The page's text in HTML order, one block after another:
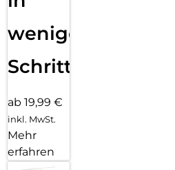
wenigen
Schritten
ab 19,99 €
inkl. MwSt.
Mehr
erfahren